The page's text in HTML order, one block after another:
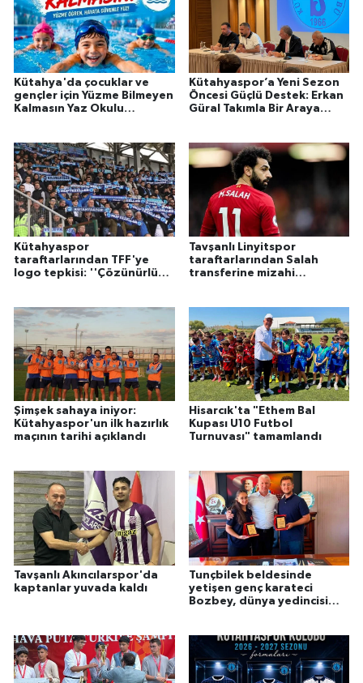
Kütahya'da çocuklar ve
gençler için Yüzme Bilmeyen
Kalmasın Yaz Okulu
Kütahyaspor’a Yeni Sezon
Öncesi Güçlü Destek: Erkan
Güral Takımla Bir Araya
Kütahyaspor
taraftarlarından TFF'ye
logo tepkisi: ''Çözünürlüğü
Tavşanlı Linyitspor
taraftarlarından Salah
transferine mizahi
Şimşek sahaya iniyor:
Kütahyaspor'un ilk hazırlık
maçının tarihi açıklandı
Hisarcık'ta "Ethem Bal
Kupası U10 Futbol
Turnuvası" tamamlandı
Tavşanlı Akıncılarspor'da
kaptanlar yuvada kaldı
Tunçbilek beldesinde
yetişen genç karateci
Bozbey, dünya yedincisi